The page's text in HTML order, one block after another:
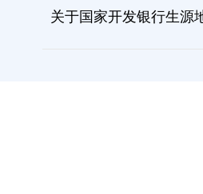
关于国家开发银行生源